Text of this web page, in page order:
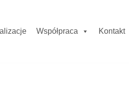
Współpraca Kontakt